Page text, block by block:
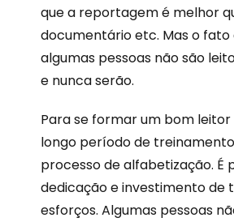
que a reportagem é melhor
documentário etc. Mas o fato
algumas pessoas não são
e nunca serão.
Para se formar um bom
longo período de
processo de alfabetização. É
dedicação e investimento de
esforços. Algumas pessoas